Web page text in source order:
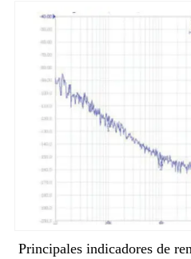
Principales indicadores de